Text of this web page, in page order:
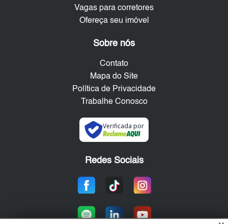
Vagas para corretores
Ofereça seu imóvel
Sobre nós
Contato
Mapa do Site
Política de Privacidade
Trabalhe Conosco
Verificada por
Redes Sociais